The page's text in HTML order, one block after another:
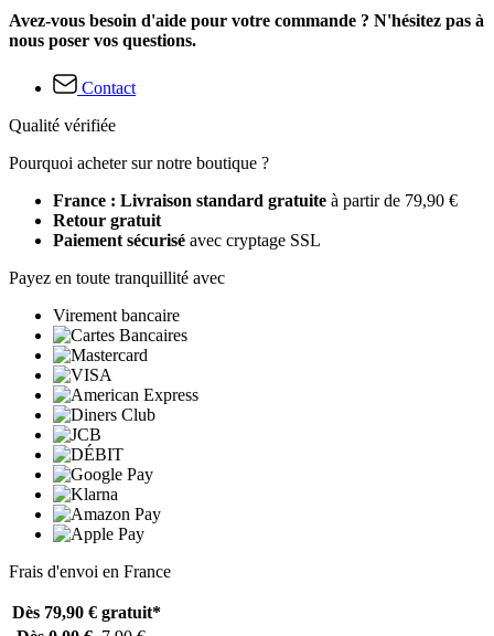
Avez-vous besoin d'aide pour votre commande ? N'hésitez pas à
nous poser vos questions.
Contact
Qualité vérifiée
Pourquoi acheter sur notre boutique ?
France : Livraison standard gratuite à partir de 79,90 €
Retour gratuit
Paiement sécurisé avec cryptage SSL
Payez en toute tranquillité avec
Virement bancaire
Frais d'envoi en France
Dès 79,90 € gratuit*